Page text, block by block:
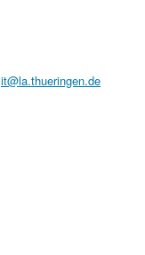
it@la.thueringen.de